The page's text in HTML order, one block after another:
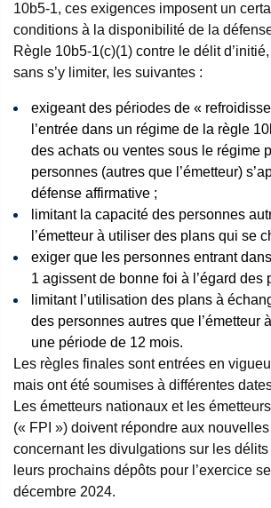
10b5-1, ces exigences imposent un
conditions à la disponibilité de la
Règle 10b5-1(c)(1) contre le délit
sans s’y limiter, les suivantes :
exigeant des périodes de «
l’entrée dans un régime de la règle
des achats ou ventes sous le régime
personnes (autres que l’émetteur)
défense affirmative ;
limitant la capacité des personnes
l’émetteur à utiliser des plans qui se
exiger que les personnes entrant
1 agissent de bonne foi à l’égard des
limitant l’utilisation des plans à
des personnes autres que l’émetteur
une période de 12 mois.
Les règles finales sont entrées en
mais ont été soumises à différentes
Les émetteurs nationaux et les
(« FPI ») doivent répondre aux
concernant les divulgations sur les délits
leurs prochains dépôts pour l’exercice
décembre 2024.